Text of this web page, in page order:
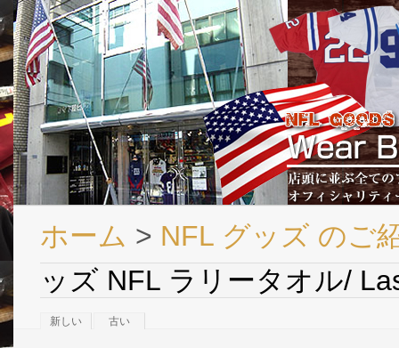
ホーム > NFL グッズ のご
ッズ NFL ラリータオル/
新しい 古い